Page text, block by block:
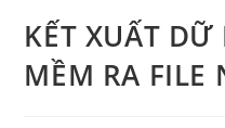
KẾT XUẤT
MỀM RA FILE